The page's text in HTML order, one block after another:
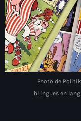
novembre 2025
octobre 2025
septembre 2025
août 2025
juillet 2025
Photo de
bilingues en